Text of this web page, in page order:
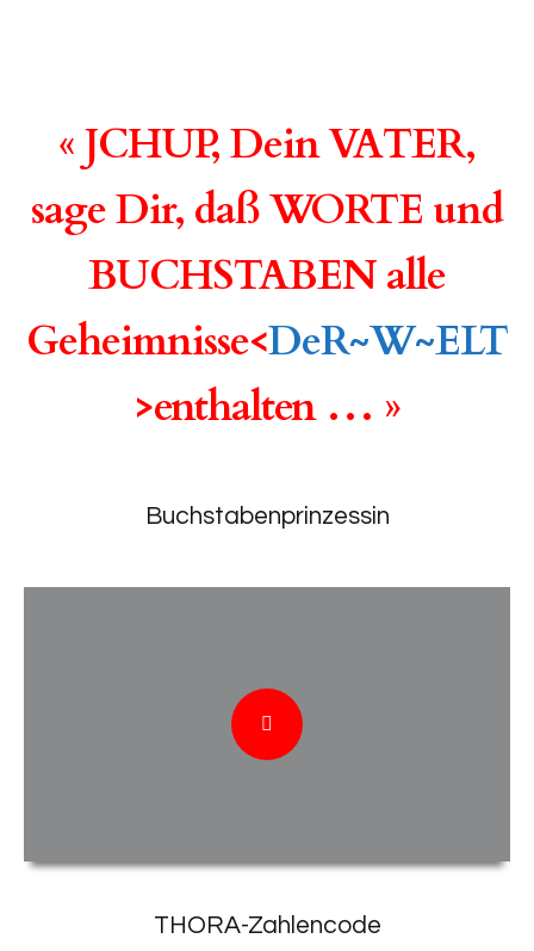
« JCHUP, Dein VATER,
sage Dir, daß WORTE und
BUCHSTABEN alle
Geheimnisse<DeR~W~ELT
>enthalten … »
Buchstabenprinzessin
THORA-Zahlencode